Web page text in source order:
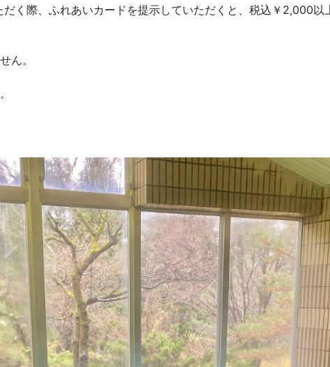
く際、ふれあいカードを提示していただくと、税込￥2,000以
ん。